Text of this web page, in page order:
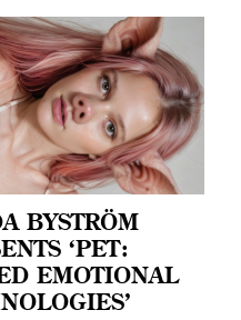
BYSTRÖM
‘PET:
EMOTIONAL